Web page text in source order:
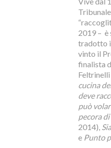
2019 – è
tradotto
vinto il
finalista
Feltrinelli
cucina
deve
può
pecora
2014),
e Punto